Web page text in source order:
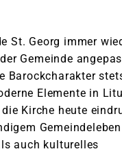
St. Georg immer
Gemeinde
Barockcharakter
Elemente in
Kirche heute
auch kulturelles